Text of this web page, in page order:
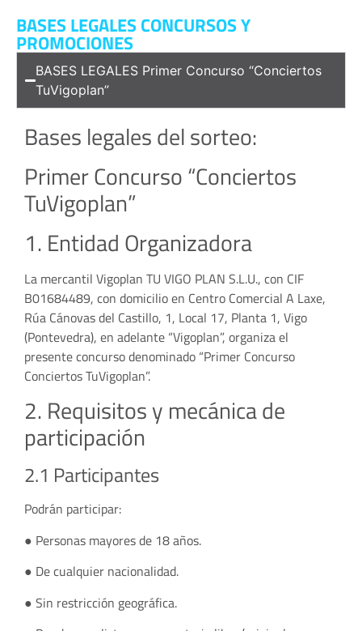
BASES LEGALES CONCURSOS Y
PROMOCIONES
BASES LEGALES Primer Concurso “Conciertos
TuVigoplan”
Bases legales del sorteo:
Primer Concurso “Conciertos
TuVigoplan”
1. Entidad Organizadora
La mercantil Vigoplan TU VIGO PLAN S.L.U., con CIF
B01684489, con domicilio en Centro Comercial A Laxe,
Rúa Cánovas del Castillo, 1, Local 17, Planta 1, Vigo
(Pontevedra), en adelante “Vigoplan”, organiza el
presente concurso denominado “Primer Concurso
Conciertos TuVigoplan”.
2. Requisitos y mecánica de
participación
2.1 Participantes
Podrán participar:
● Personas mayores de 18 años.
● De cualquier nacionalidad.
● Sin restricción geográfica.